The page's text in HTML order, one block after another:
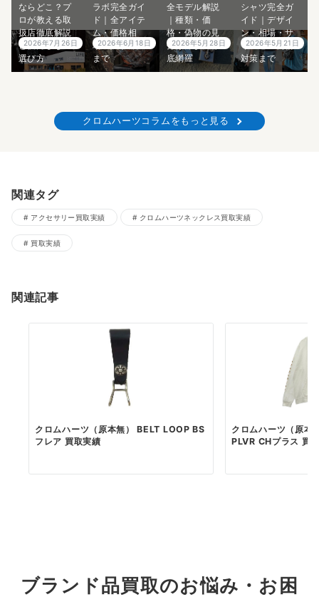
ならどこ？プ
ロが教える取
扱店徹底解説
と後悔しない
選び方
2026年7月26日
ラボ完全ガイ
ド｜全アイテ
ム・価格相
場・入手方法
まで
2026年6月18日
全モデル解説
｜種類・価
格・偽物の見
分け方まで徹
底網羅
2026年5月28日
シャツ完全ガ
イド｜デザイ
ン・相場・サ
イズ感・偽物
対策まで
2026年5月21日
クロムハーツコラムをもっと見る
関連タグ
アクセサリー買取実績 クロムハーツネックレス買取実績
買取実績
関連記事
クロムハーツ（原本無） BELT LOOP BS
フレア 買取実績
クロムハーツ（原本
PLVR CHプラス 買
ブランド品買取のお悩み・お困